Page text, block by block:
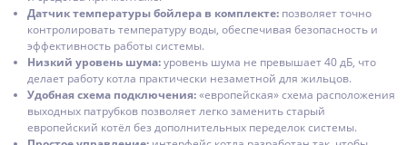
Датчик температуры бойлера в комплекте: позволяет точно
контролировать температуру воды, обеспечивая безопасность и
эффективность работы системы.
Низкий уровень шума:уровень шума не превышает 40 дБ, что
делает работу котла практически незаметной для жильцов.
Удобная схема подключения:«европейская» схема расположения
выходных патрубков позволяет легко заменить старый
европейский котёл без дополнительных переделок системы.